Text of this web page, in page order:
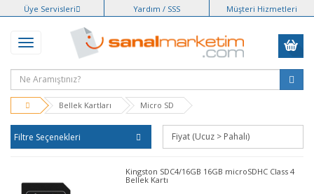
Üye Servisleri Yardım / SSS Müşteri Hizmetleri
Bellek Kartları Micro SD
Filtre Seçenekleri
Kingston SDC4/16GB 16GB microSDHC Class 4
Bellek Kartı